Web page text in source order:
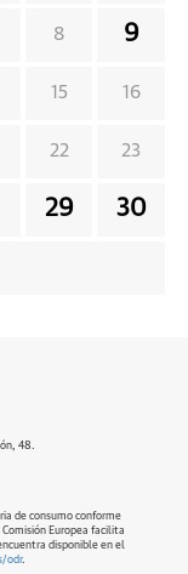
8 9
15 16
22 23
29 30
48.
de consumo conforme
Europea facilita
disponible en el
odr.